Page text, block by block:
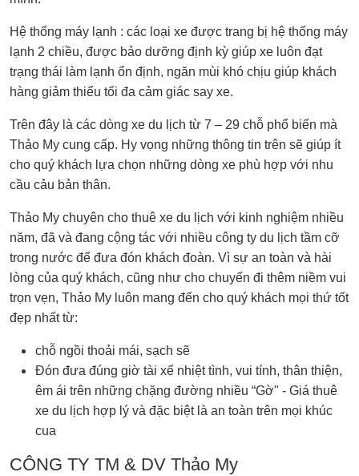
Hệ thống máy lạnh : các loại xe được trang bị hệ thống máy
lạnh 2 chiều, được bảo dưỡng định kỳ giúp xe luôn đạt
trạng thái làm lạnh ổn định, ngăn mùi khó chịu giúp khách
hàng giảm thiểu tối đa cảm giác say xe.
Trên đây là các dòng xe du lịch từ 7 – 29 chỗ phổ biến mà
Thảo My cung cấp. Hy vọng những thông tin trên sẽ giúp ít
cho quý khách lựa chọn những dòng xe phù hợp với nhu
cầu cảu bản thân.
Thảo My chuyên cho thuê xe du lịch với kinh nghiệm nhiều
năm, đã và đang cộng tác với nhiều công ty du lịch tầm cỡ
trong nước để đưa đón khách đoàn. Vì sự an toàn và hài
lòng của quý khách, cũng như cho chuyến đi thêm niềm vui
trọn vẹn, Thảo My luôn mang đến cho quý khách mọi thứ tốt
đẹp nhất từ:
chỗ ngồi thoải mái, sạch sẽ
Đón đưa đúng giờ tài xế nhiệt tình, vui tính, thân thiện,
êm ái trên những chặng đường nhiều “Gờ" - Giá thuê
xe du lịch hợp lý và đặc biệt là an toàn trên mọi khúc
cua
CÔNG TY TM & DV Thảo My